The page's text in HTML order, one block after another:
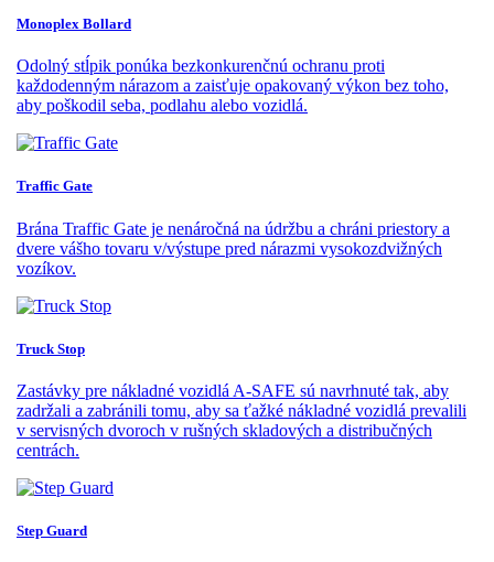
Monoplex Bollard
Odolný stĺpik ponúka bezkonkurenčnú ochranu proti
každodenným nárazom a zaisťuje opakovaný výkon bez toho,
aby poškodil seba, podlahu alebo vozidlá.
Traffic Gate
Brána Traffic Gate je nenáročná na údržbu a chráni priestory a
dvere vášho tovaru v/výstupe pred nárazmi vysokozdvižných
vozíkov.
Truck Stop
Zastávky pre nákladné vozidlá A-SAFE sú navrhnuté tak, aby
zadržali a zabránili tomu, aby sa ťažké nákladné vozidlá prevalili
v servisných dvoroch v rušných skladových a distribučných
centrách.
Step Guard